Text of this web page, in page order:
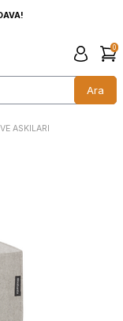
BEDAVA!
Ara
0
ASKILARI